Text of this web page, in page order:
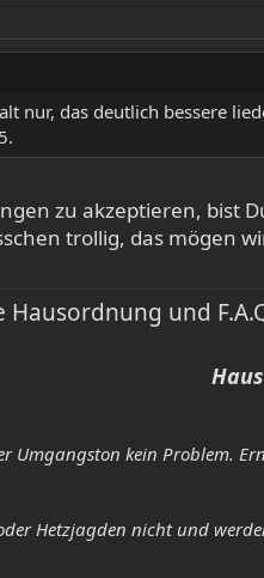
nur, das deutlich bessere
zu akzeptieren, bist
trollig, das mögen
Hausordnung und
Umgangston kein Problem.
Hetzjagden nicht und